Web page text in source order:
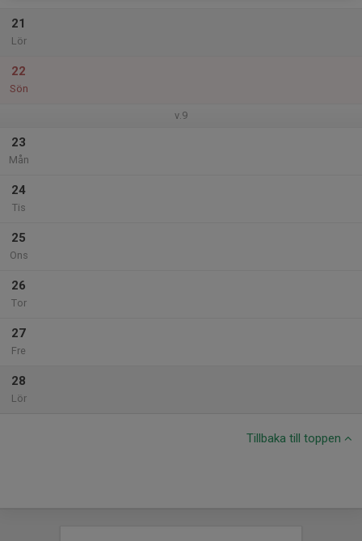
21
Lör
22
Sön
v.9
23
Mån
24
Tis
25
Ons
26
Tor
27
Fre
28
Lör
Tillbaka till toppen